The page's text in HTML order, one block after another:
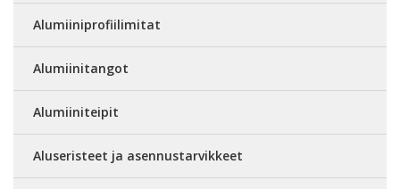
Alumiiniprofiilimitat
Alumiinitangot
Alumiiniteipit
Aluseristeet ja asennustarvikkeet